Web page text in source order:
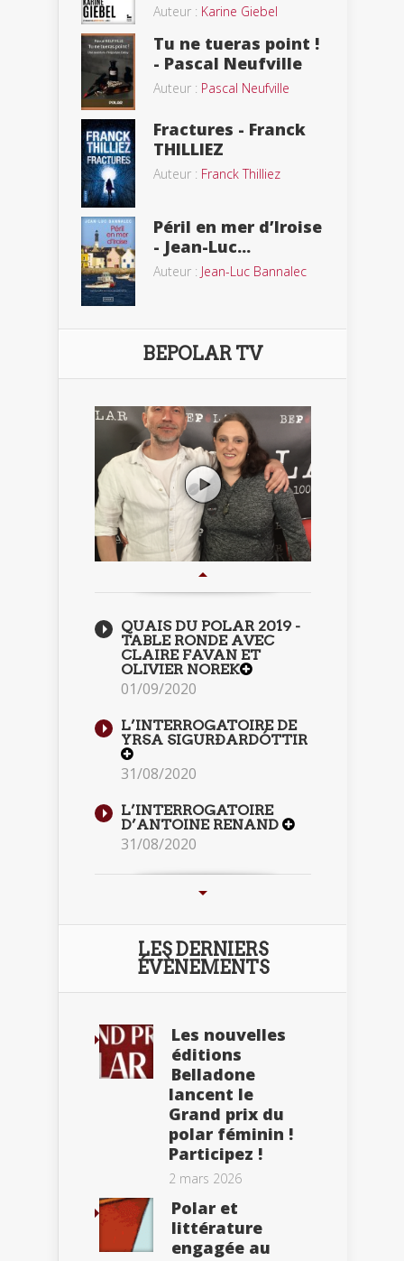
Auteur : Karine Giebel
Tu ne tueras point !
- Pascal Neufville
Auteur : Pascal Neufville
Fractures - Franck
THILLIEZ
Auteur : Franck Thilliez
Péril en mer d’Iroise
- Jean-Luc...
Auteur : Jean-Luc Bannalec
BEPOLAR TV
QUAIS DU POLAR 2019 -
TABLE RONDE AVEC
CLAIRE FAVAN ET
OLIVIER NOREK
01/09/2020
L’INTERROGATOIRE DE
YRSA SIGURÐARDÓTTIR
31/08/2020
L’INTERROGATOIRE
D’ANTOINE RENAND
31/08/2020
LES DERNIERS
ÉVÈNEMENTS
Les nouvelles
éditions
Belladone
lancent le
Grand prix du
polar féminin !
Participez !
2 mars 2026
Polar et
littérature
engagée au